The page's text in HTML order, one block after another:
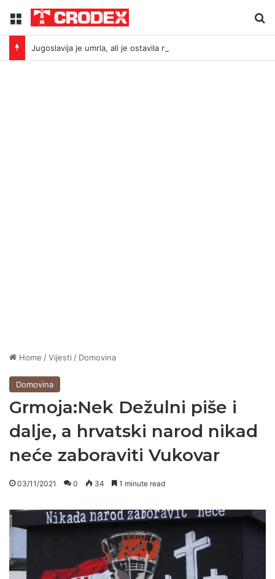
Menu
Home /Vijesti / Domovina
Domovina
Grmoja:Nek Dežulni piše i
dalje, a hrvatski narod nikad
neće zaboraviti Vukovar
03/11/2021 0 34 1 minute read